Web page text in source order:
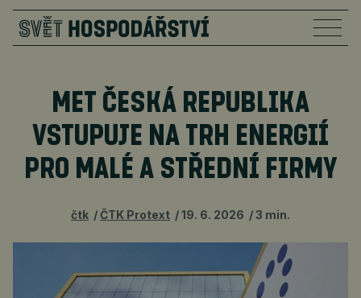
MET ČESKÁ REPUBLIKA
VSTUPUJE NA TRH ENERGIÍ
PRO MALÉ A STŘEDNÍ FIRMY
čtk ČTK Protext 19. 6. 2026 3 min.